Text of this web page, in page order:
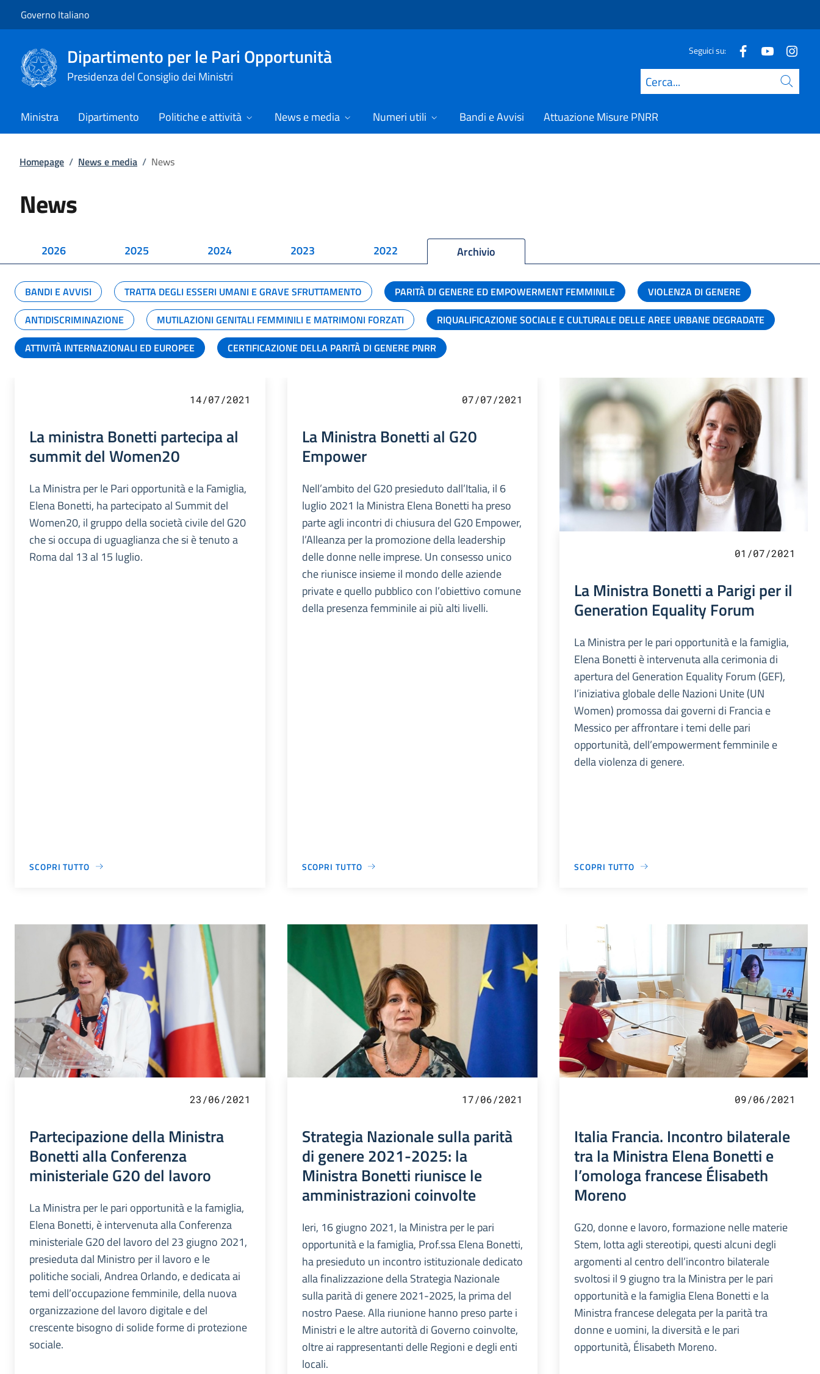
Governo Italiano
Dipartimento per le Pari Opportunità
Presidenza del Consiglio dei Ministri
Seguici su:
Cerca
Ministra Dipartimento Politiche e attività News e media Numeri utili Bandi e Avvisi Attuazione Misure PNRR
Homepage / News e media / News
News
2026 2025 2024 2023 2022 Archivio
BANDI E AVVISI TRATTA DEGLI ESSERI UMANI E GRAVE SFRUTTAMENTO PARITÀ DI GENERE ED EMPOWERMENT FEMMINILE
VIOLENZA DI GENERE
ANTIDISCRIMINAZIONE
MUTILAZIONI GENITALI FEMMINILI E MATRIMONI FORZATI
RIQUALIFICAZIONE SOCIALE E CULTURALE DELLE AREE URBANE DEGRADATE
ATTIVITÀ INTERNAZIONALI ED EUROPEE
CERTIFICAZIONE DELLA PARITÀ DI GENERE PNRR
14/07/2021
La ministra Bonetti partecipa al
summit del Women20
La Ministra per le Pari opportunità e la Famiglia,
Elena Bonetti, ha partecipato al Summit del
Women20, il gruppo della società civile del G20
che si occupa di uguaglianza che si è tenuto a
Roma dal 13 al 15 luglio.
SCOPRI TUTTO
07/07/2021
La Ministra Bonetti al G20
Empower
Nell’ambito del G20 presieduto dall’Italia, il 6
luglio 2021 la Ministra Elena Bonetti ha preso
parte agli incontri di chiusura del G20 Empower,
l’Alleanza per la promozione della leadership
delle donne nelle imprese. Un consesso unico
che riunisce insieme il mondo delle aziende
private e quello pubblico con l’obiettivo comune
della presenza femminile ai più alti livelli.
SCOPRI TUTTO
01/07/2021
La Ministra Bonetti a Parigi per il
Generation Equality Forum
La Ministra per le pari opportunità e la famiglia,
Elena Bonetti è intervenuta alla cerimonia di
apertura del Generation Equality Forum (GEF),
l’iniziativa globale delle Nazioni Unite (UN
Women) promossa dai governi di Francia e
Messico per affrontare i temi delle pari
opportunità, dell’empowerment femminile e
della violenza di genere.
SCOPRI TUTTO
23/06/2021
Partecipazione della Ministra
Bonetti alla Conferenza
ministeriale G20 del lavoro
La Ministra per le pari opportunità e la famiglia,
Elena Bonetti, è intervenuta alla Conferenza
ministeriale G20 del lavoro del 23 giugno 2021,
presieduta dal Ministro per il lavoro e le
politiche sociali, Andrea Orlando, e dedicata ai
temi dell’occupazione femminile, della nuova
organizzazione del lavoro digitale e del
crescente bisogno di solide forme di protezione
sociale.
17/06/2021
Strategia Nazionale sulla parità
di genere 2021-2025: la
Ministra Bonetti riunisce le
amministrazioni coinvolte
Ieri, 16 giugno 2021, la Ministra per le pari
opportunità e la famiglia, Prof.ssa Elena Bonetti,
ha presieduto un incontro istituzionale dedicato
alla finalizzazione della Strategia Nazionale
sulla parità di genere 2021-2025, la prima del
nostro Paese. Alla riunione hanno preso parte i
Ministri e le altre autorità di Governo coinvolte,
oltre ai rappresentanti delle Regioni e degli enti
locali.
09/06/2021
Italia Francia. Incontro bilaterale
tra la Ministra Elena Bonetti e
l’omologa francese Élisabeth
Moreno
G20, donne e lavoro, formazione nelle materie
Stem, lotta agli stereotipi, questi alcuni degli
argomenti al centro dell’incontro bilaterale
svoltosi il 9 giugno tra la Ministra per le pari
opportunità e la famiglia Elena Bonetti e la
Ministra francese delegata per la parità tra
donne e uomini, la diversità e le pari
opportunità, Élisabeth Moreno.